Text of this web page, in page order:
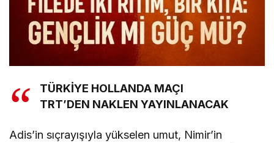
TÜRKİYE HOLLANDA MAÇI
TRT’DEN NAKLEN YAYINLANACAK
Adis’in sıçrayışıyla yükselen umut, Nimir’in